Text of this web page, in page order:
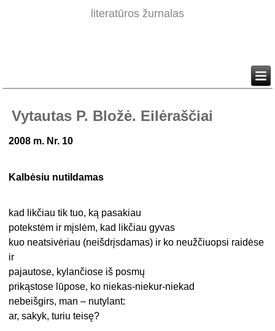
literatūros žurnalas
Vytautas P. Bložė. Eilėraščiai
2008 m. Nr. 10
Kalbėsiu nutildamas
kad likčiau tik tuo, ką pasakiau
potekstėm ir mįslėm, kad likčiau gyvas
kuo neatsivėriau (neišdrįsdamas) ir ko neužčiuopsi raidėse
ir
pajautose, kylančiose iš posmų
prikąstose lūpose, ko niekas-niekur-niekad
nebeišgirs, man – nutylant:
ar, sakyk, turiu teisę?